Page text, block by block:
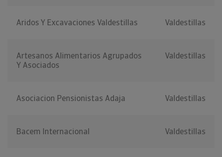
Aridos Y Excavaciones Valdestillas Valdestillas
Artesanos Alimentarios Agrupados
Y Asociados
Valdestillas
Asociacion Pensionistas Adaja Valdestillas
Bacem Internacional Valdestillas